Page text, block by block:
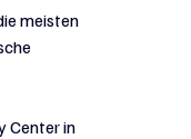
meisten
Center in